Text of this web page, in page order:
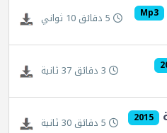
Mp3 5 دقائق 10 ثواني
3 دقائق 37 ثانية
2015 5 دقائق 30 ثانية